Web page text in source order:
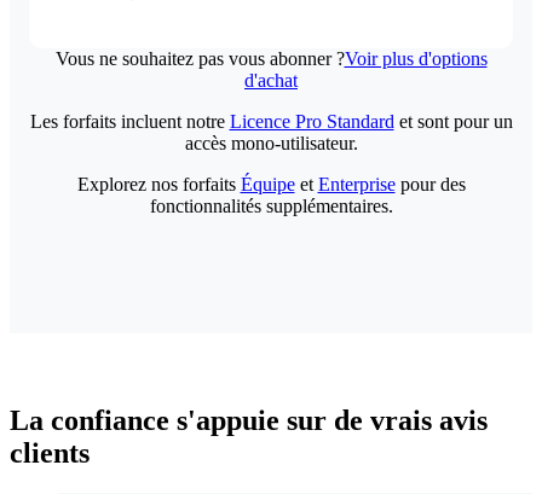
Vous ne souhaitez pas vous abonner ?Voir plus d'options
d'achat
Les forfaits incluent notre Licence Pro Standard et sont pour un
accès mono-utilisateur.
Explorez nos forfaits Équipeet Enterprisepour des
fonctionnalités supplémentaires.
La confiance s'appuie sur de vrais avis
clients